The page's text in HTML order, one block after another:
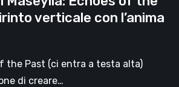
verticale con l’anima
the Past (ci entra a testa alta)
di creare…